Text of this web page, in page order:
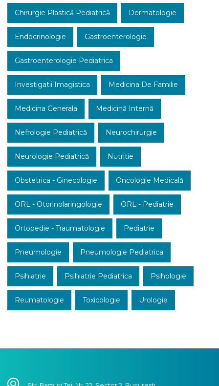
Chirurgie Plastică Pediatrică Dermatologie
Endocrinologie Gastroenterologie
Gastroenterologie Pediatrica
Investigatii Imagistica Medicina De Familie
Medicina Generala Medicină Internă
Nefrologie Pediatrică Neurochirurgie
Neurologie Pediatrică Nutritie
Obstetrica - Ginecologie Oncologie Medicală
ORL - Otorinolaringologie ORL - Pediatrie
Ortopedie - Traumatologie Pediatrie
Pneumologie Pneumologie Pediatrica
Psihiatrie Psihiatrie Pediatrica Psihologie
Reumatologie Toxicologie Urologie